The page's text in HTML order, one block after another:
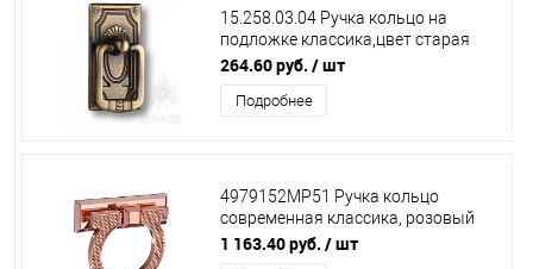
15.258.03.04 Ручка кольцо на
подложке классика,цвет старая
бронза ,BRASS
264.60 руб. / шт
Подробнее
4979152MP51 Ручка кольцо
современная классика, розовый
BRASS
1 163.40 руб. / шт